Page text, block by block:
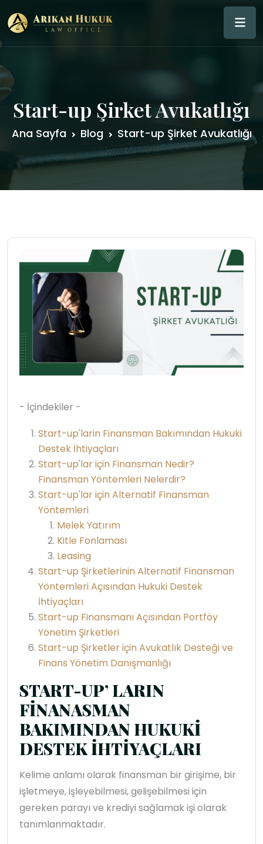
Start-up Şirket Avukatlığı
Ana Sayfa Blog Start-up Şirket Avukatlığı
- İçindekiler -
Start-up'larin Finansman Bakımından Hukuki
Destek İhtiyaçları
Start-up'lar için Finansman Nedir?
Finansman Yöntemleri Nelerdir?
Start-up'lar için Alternatif Finansman
Yöntemleri
Melek Yatırım
Kitle Fonlaması
Leasing
Start-up Şirketlerinin Alternatif Finansman
Yöntemleri Açısından Hukuki Destek
İhtiyaçları
Start-up Finansmanı Açısından Portföy
Yönetim Şirketleri
Start-up Şirketler için Avukatlık Desteği ve
Finans Yönetim Danışmanlığı
START-UP’ LARIN
FİNANASMAN
BAKIMINDAN HUKUKİ
DESTEK İHTİYAÇLARI
Kelime anlamı olarak finansman bir girişime, bir
işletmeye, işleyebilmesi, gelişebilmesi için
gereken parayı ve krediyi sağlamak işi olarak
tanımlanmaktadır.